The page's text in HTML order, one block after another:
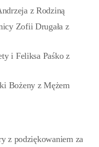
z Rodziną
Zofii Drugała z
i Feliksa Paśko z
Bożeny z Mężem
z podziękowaniem za